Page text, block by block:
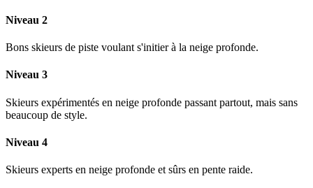
Niveau 2
Bons skieurs de piste voulant s'initier à la neige profonde.
Niveau 3
Skieurs expérimentés en neige profonde passant partout, mais sans
beaucoup de style.
Niveau 4
Skieurs experts en neige profonde et sûrs en pente raide.